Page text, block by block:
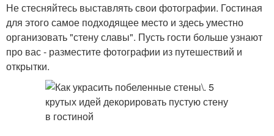
Не стесняйтесь выставлять свои фотографии. Гостиная
для этого самое подходящее место и здесь уместно
организовать "стену славы". Пусть гости больше узнают
про вас - разместите фотографии из путешествий и
открытки.